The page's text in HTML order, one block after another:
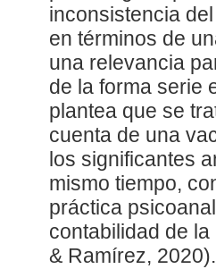
inconsistencia
en términos de
una relevancia
de la forma serie
plantea que se
cuenta de una
los significantes
mismo tiempo,
práctica
contabilidad de
& Ramírez, 2020).